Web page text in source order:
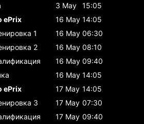
3 May
15:05
ePrix
16 May 14:05
1 16 May 06:30
2 16 May 08:10
16 May 09:40
16 May 14:05
ePrix
17 May 14:05
3 17 May 07:30
17 May 09:40